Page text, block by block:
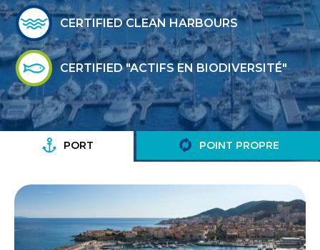
CERTIFIED CLEAN HARBOURS
CERTIFIED "ACTIFS EN BIODIVERSITÉ"
PORT POINT PROPRE